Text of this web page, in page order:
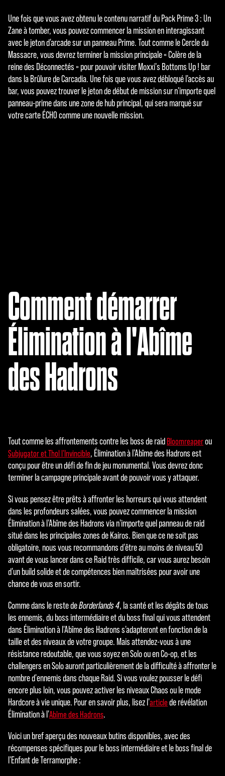
vers
les
serv
eurs
de
Goog
le.
Une fois que vous avez obtenu le contenu narratif du Pack Prime 3 : Un
Zane à tomber, vous pouvez commencer la mission en interagissant
avec le jeton d'arcade sur un panneau Prime. Tout comme le Cercle du
Massacre, vous devrez terminer la mission principale « Colère de la
reine des Déconnectés » pour pouvoir visiter Moxxi's Bottoms Up ! bar
dans la Brûlure de Carcadia. Une fois que vous avez débloqué l'accès au
bar, vous pouvez trouver le jeton de début de mission sur n'importe quel
panneau-prime dans une zone de hub principal, qui sera marqué sur
votre carte ÉCHO comme une nouvelle mission.
e
&
y
cliqu
ant
sur
Joue
r,
vous
acce
ptez
politi
que
de
confi
denti
alité
de
YouT
ube
et le
sfert
de
donn
Comment démarrer
Élimination à l'Abîme
des Hadrons
Tout comme les affrontements contre les boss de raidBloomreaperou
Subjugator et Thol l'Invincible, Élimination à l'Abîme des Hadrons est
conçu pour être un défi de fin de jeu monumental. Vous devrez donc
terminer la campagne principale avant de pouvoir vous y attaquer.
Si vous pensez être prêts à affronter les horreurs qui vous attendent
dans les profondeurs salées, vous pouvez commencer la mission
Élimination à l'Abîme des Hadrons via n'importe quel panneau de raid
situé dans les principales zones de Kairos. Bien que ce ne soit pas
obligatoire, nous vous recommandons d'être au moins de niveau 50
avant de vous lancer dans ce Raid très difficile, car vous aurez besoin
d'un build solide et de compétences bien maîtrisées pour avoir une
chance de vous en sortir.
Comme dans le reste deBorderlands 4, la santé et les dégâts de tous
les ennemis, du boss intermédiaire et du boss final qui vous attendent
dans Élimination à l'Abîme des Hadrons s'adapteront en fonction de la
taille et des niveaux de votre groupe. Mais attendez-vous à une
résistance redoutable, que vous soyez en Solo ou en Co-op, et les
challengers en Solo auront particulièrement de la difficulté à affronter le
nombre d'ennemis dans chaque Raid. Si vous voulez pousser le défi
encore plus loin, vous pouvez activer les niveaux Chaos ou le mode
Hardcore à vie unique. Pour en savoir plus, lisez l'article de révélation
Élimination à l'Abîme des Hadrons.
Voici un bref aperçu des nouveaux butins disponibles, avec des
récompenses spécifiques pour le boss intermédiaire et le boss final de
l'Enfant de Terramorphe :